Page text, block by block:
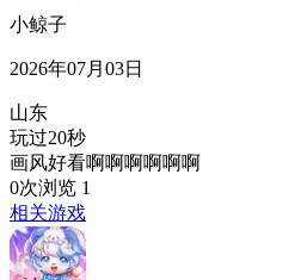
小鲸子
2026年07月03日
山东
玩过20秒
画风好看啊啊啊啊啊啊
0次浏览 1
相关游戏